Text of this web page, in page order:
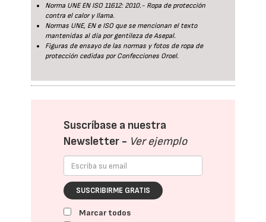
Norma UNE EN ISO 11612: 2010.- Ropa de protección
contra el calor y llama.
Normas UNE, EN e ISO que se mencionan el texto
mantenidas al día por gentileza de Asepal.
Figuras de ensayo de las normas y fotos de ropa de
protección cedidas por Confecciones Oroel.
Suscríbase a nuestra
Newsletter - Ver ejemplo
SUSCRIBIRME GRATIS
Marcar todos